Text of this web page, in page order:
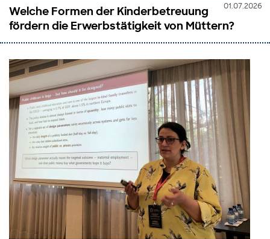
01.07.2026
Welche Formen der Kinderbetreuung
fördern die Erwerbstätigkeit von Müttern?